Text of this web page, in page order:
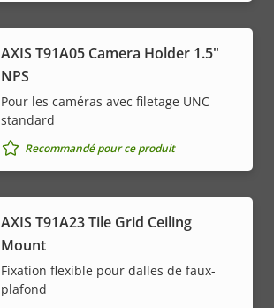
AXIS T91A05 Camera Holder 1.5"
NPS
Pour les caméras avec filetage UNC
standard
Recommandé pour ce produit
AXIS T91A23 Tile Grid Ceiling
Mount
Fixation flexible pour dalles de faux-
plafond